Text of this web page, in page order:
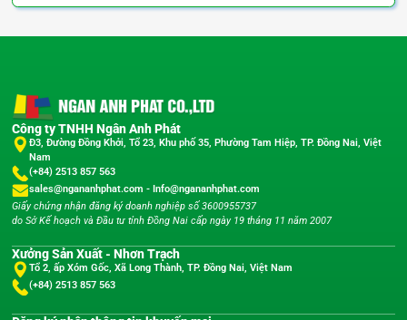
Công ty TNHH Ngân Anh Phát
Đ3, Đường Đồng Khởi, Tổ 23, Khu phố 35, Phường Tam Hiệp, TP. Đồng Nai, Việt
Nam
(+84) 2513 857 563
sales@ngananhphat.com - Info@ngananhphat.com
Giấy chứng nhận đăng ký doanh nghiệp số 3600955737
do Sở Kế hoạch và Đầu tư tỉnh Đồng Nai cấp ngày 19 tháng 11 năm 2007
Xưởng Sản Xuất - Nhơn Trạch
Tổ 2, ấp Xóm Gốc, Xã Long Thành, TP. Đồng Nai, Việt Nam
(+84) 2513 857 563